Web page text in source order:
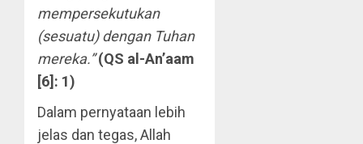
mempersekutukan
(sesuatu) dengan Tuhan
mereka.”(QS al-An’aam
[6]: 1)
Dalam pernyataan lebih
jelas dan tegas, Allah